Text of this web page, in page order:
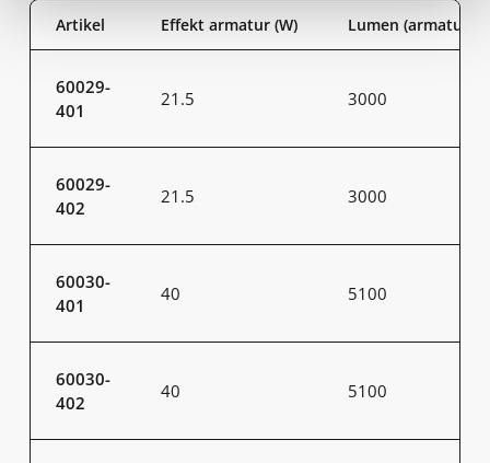
Artikel Effekt armatur (W) Lumen (armatur)
60029-
401
21.5 3000
60029-
402
21.5 3000
60030-
401
40 5100
60030-
402
40 5100